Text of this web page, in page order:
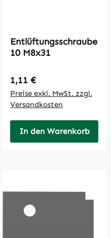
Entlüftungsschraube
10 M8x31
Regulärer Preis:
1,11 €
Preise exkl. MwSt. zzgl.
Versandkosten
In den Warenkorb